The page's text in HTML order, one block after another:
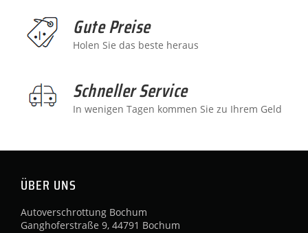
Gute Preise
Holen Sie das beste heraus
Schneller Service
In wenigen Tagen kommen Sie zu Ihrem Geld
ÜBER UNS
Autoverschrottung Bochum
Ganghoferstraße 9, 44791 Bochum